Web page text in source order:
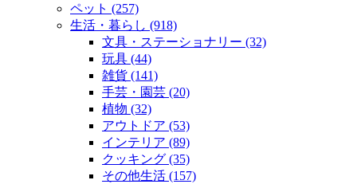
ペット (257)
生活・暮らし (918)
文具・ステーショナリー (32)
玩具 (44)
雑貨 (141)
手芸・園芸 (20)
植物 (32)
アウトドア (53)
インテリア (89)
クッキング (35)
その他生活 (157)